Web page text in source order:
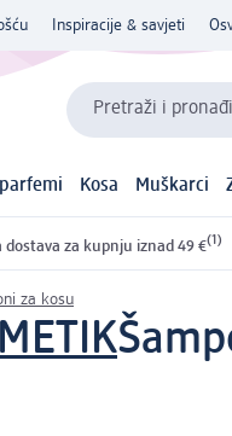
Inspiracije & savjeti
Pretraži i pronađi
Kosa Muškarci
dostava za kupnju iznad 49 €(1)
za kosu